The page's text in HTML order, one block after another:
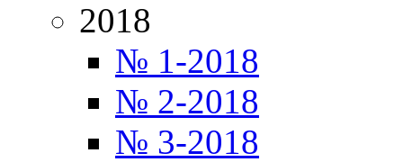
2018
№ 1-2018
№ 2-2018
№ 3-2018